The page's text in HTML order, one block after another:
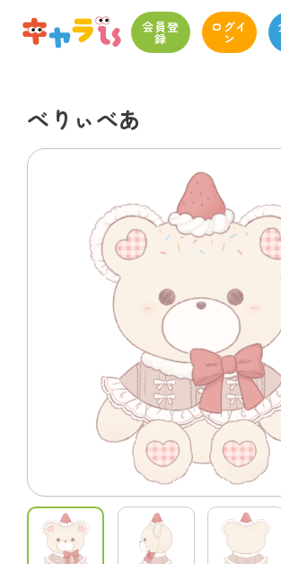
会員登
録
ログイ
ン
べりぃべあ